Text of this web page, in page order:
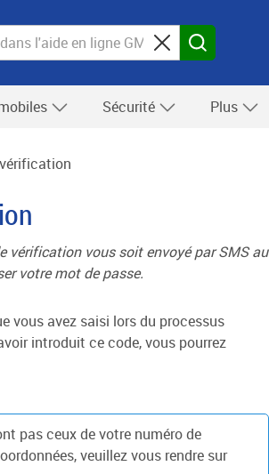
Sécurité Plus
vérification vous soit envoyé par SMS au
votre mot de passe.
vous avez saisi lors du processus
introduit ce code, vous pourrez
pas ceux de votre numéro de
veuillez vous rendre sur